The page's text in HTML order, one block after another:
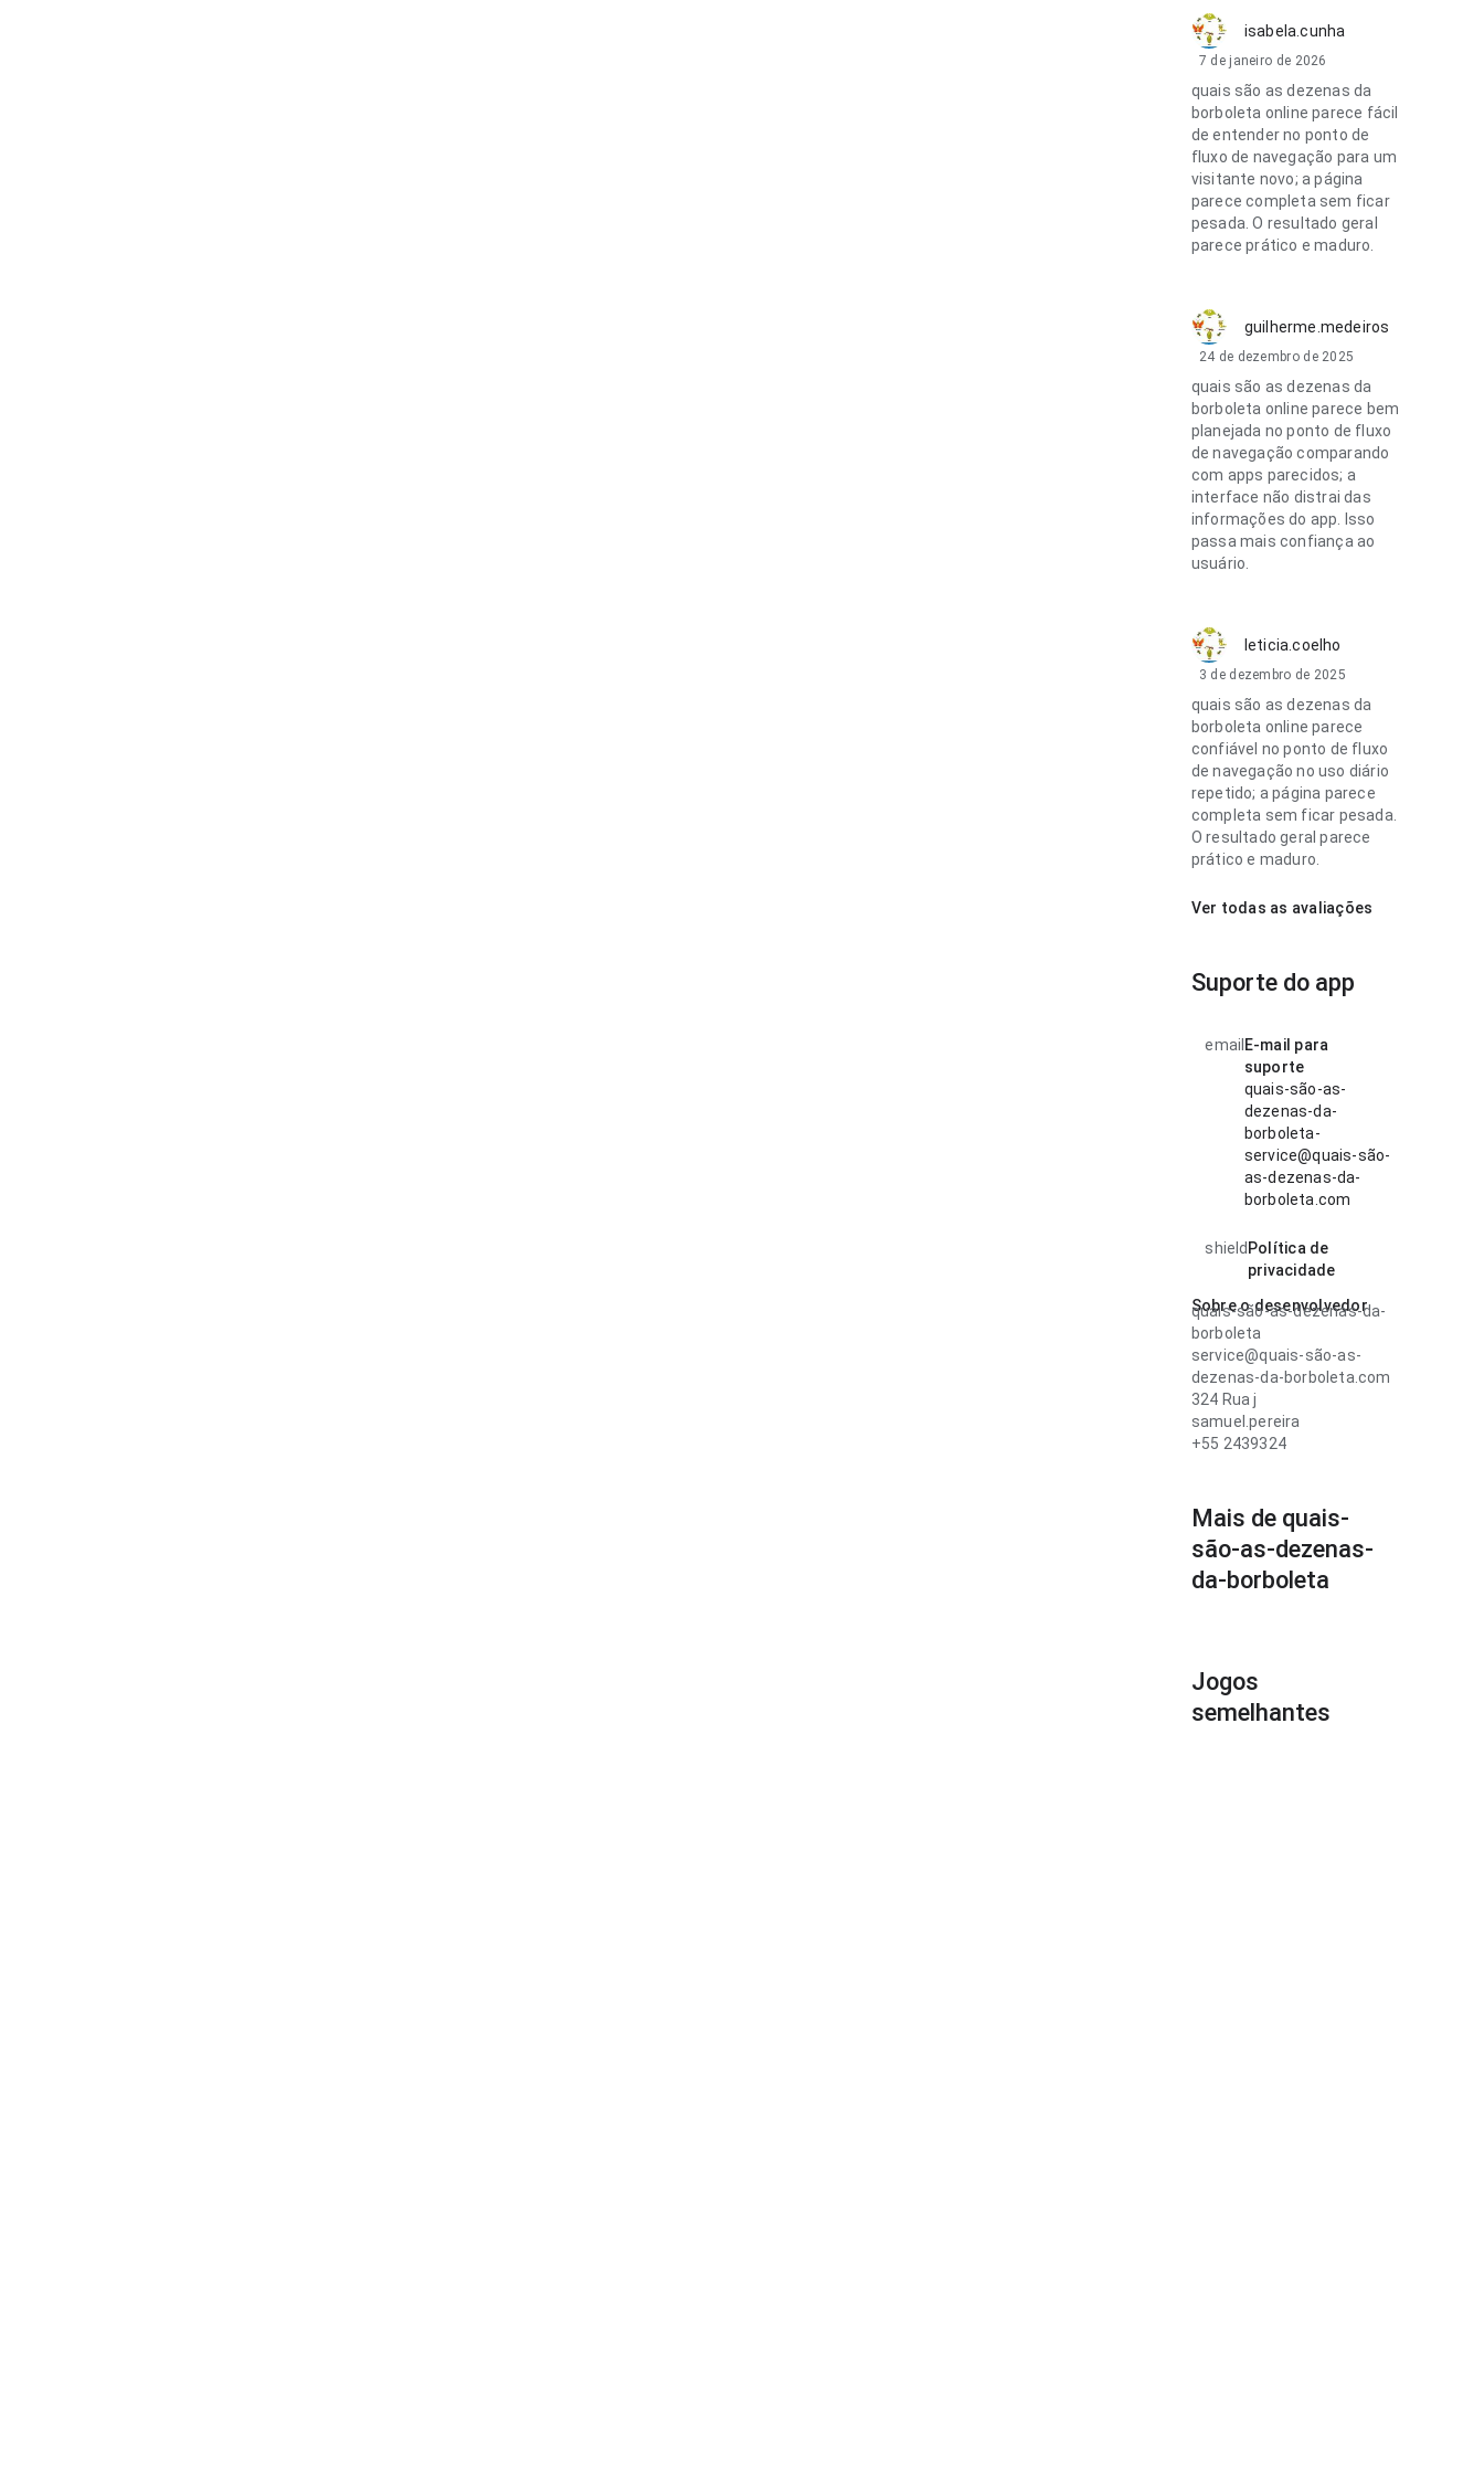
isabela.cunha
7 de janeiro de 2026
quais são as dezenas da
borboleta online parece fácil
de entender no ponto de
fluxo de navegação para um
visitante novo; a página
parece completa sem ficar
pesada. O resultado geral
parece prático e maduro.
guilherme.medeiros
24 de dezembro de 2025
quais são as dezenas da
borboleta online parece bem
planejada no ponto de fluxo
de navegação comparando
com apps parecidos; a
interface não distrai das
informações do app. Isso
passa mais confiança ao
usuário.
leticia.coelho
3 de dezembro de 2025
quais são as dezenas da
borboleta online parece
confiável no ponto de fluxo
de navegação no uso diário
repetido; a página parece
completa sem ficar pesada.
O resultado geral parece
prático e maduro.
Ver todas as avaliações
Suporte do app
email E-mail para
suporte
quais-são-as-
dezenas-da-
borboleta-
service@quais-são-
as-dezenas-da-
borboleta.com
shield Política de
privacidade
Sobre o desenvolvedor
quais-são-as-dezenas-da-
borboleta
service@quais-são-as-
dezenas-da-borboleta.com
324 Rua j
samuel.pereira
+55 2439324
Mais de quais-
são-as-dezenas-
da-borboleta
Jogos
semelhantes